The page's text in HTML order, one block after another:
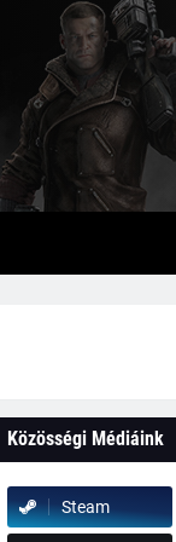
Közösségi Médiáink
Steam